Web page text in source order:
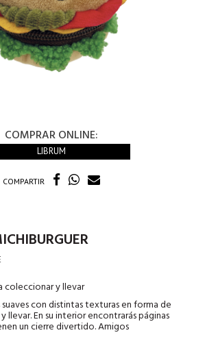
COMPRAR ONLINE:
LIBRUM
COMPARTIR
coleccionar y llevar
con distintas texturas en forma de
llevar. En su interior encontrarás páginas
un cierre divertido. Amigos